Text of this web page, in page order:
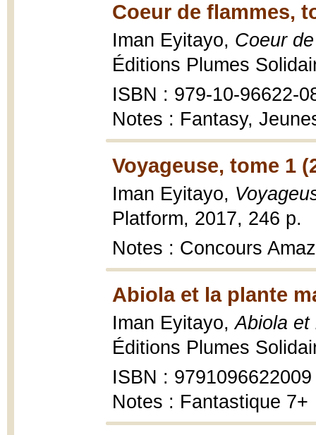
Coeur de flammes,
Iman Eyitayo, Coeur
Éditions Plumes
ISBN : 979-10-96622-
Notes : Fantasy,
Voyageuse, tome 1
Iman Eyitayo,
Platform, 2017, 246 p.
Notes : Concours
Abiola et la plante
Iman Eyitayo,Abiola et
Éditions Plumes
ISBN : 9791096622009
Notes : Fantastique 7+